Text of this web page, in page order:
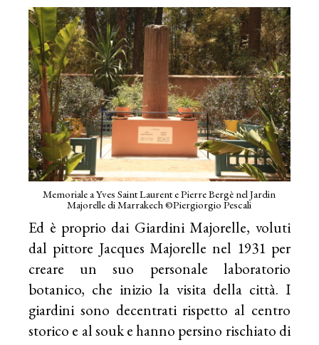
Memoriale a Yves Saint Laurent e Pierre Bergè nel Jardin
Majorelle di Marrakech ©Piergiorgio Pescali
Ed è proprio dai Giardini Majorelle, voluti
dal pittore Jacques Majorelle nel 1931 per
creare un suo personale laboratorio
botanico, che inizio la visita della città. I
giardini sono decentrati rispetto al centro
storico e al souk e hanno persino rischiato di